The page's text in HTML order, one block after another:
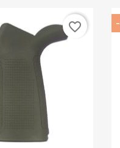
favorite_border